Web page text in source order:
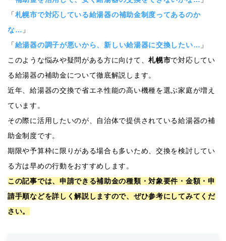
「札幌市で対応している給湯器の補助金制度ってあるのか
な… 」
「給湯器の調子が悪いから、新しい給湯器に交換したい… 」
このような悩みや疑問がある方に向けて、札幌市で対応してい
る給湯器の補助金について徹底解説します。
近年、給湯器の交換で省エネ性能の高い機種を選ぶ家庭が増え
ています。
その際に活用したいのが、自治体で提供されている給湯器の補
助金制度です。
期限や予算枠に限りがある場合も多いため、交換を検討してい
る方は早めの行動をおすすめします。
この記事では、申請できる補助金の種類・対象要件・金額・申
請手順などを詳しく解説しますので、ぜひ参考にしてみてくだ
さい。